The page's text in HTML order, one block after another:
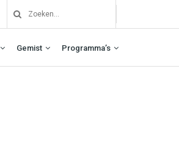
Gemist Programma’s